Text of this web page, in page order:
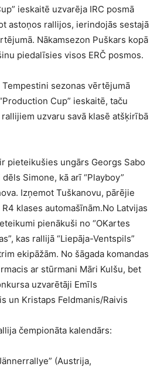
ieskaitē uzvarēja IRC posmā
astoņos rallijos, ierindojās sestajā
Nākamsezon Puškars kopā
piedalīsies visos ERČ posmos.
sezonas vērtējumā
Cup” ieskaitē, taču
uzvaru savā klasē atšķirībā
pieteikušies ungārs Georgs Sabo
Simone, kā arī “Playboy”
Izņemot Tuškanovu, pārējie
klases automašīnām.No Latvijas
pienākuši no “OKartes
kas rallijā “Liepāja-Ventspils”
ekipāžām. No šāgada komandas
ar stūrmani Māri Kulšu, bet
uzvarētāji Emīls
un Kristaps Feldmanis/Raivis
čempionāta kalendārs:
(Austrija,